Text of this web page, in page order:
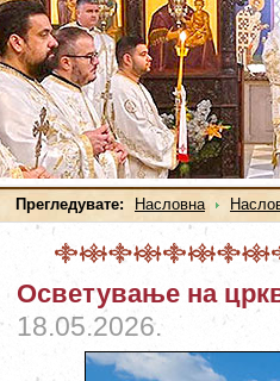
Прегледувате: Насловна
Осветување на
18.05.2026.